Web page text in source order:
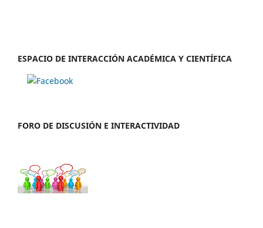
ESPACIO DE INTERACCIÓN ACADÉMICA Y CIENTÍFICA
FORO DE DISCUSIÓN E INTERACTIVIDAD